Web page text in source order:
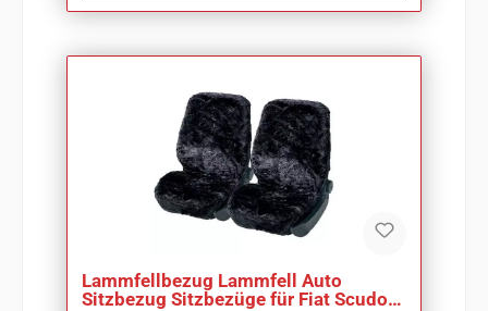
Lammfellbezug Lammfell Auto
Sitzbezug Sitzbezüge für Fiat Scudo